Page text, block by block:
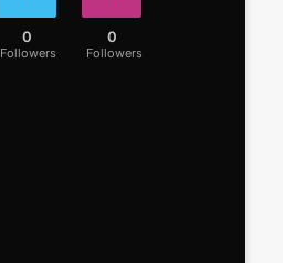
0
Followers
0
Followers